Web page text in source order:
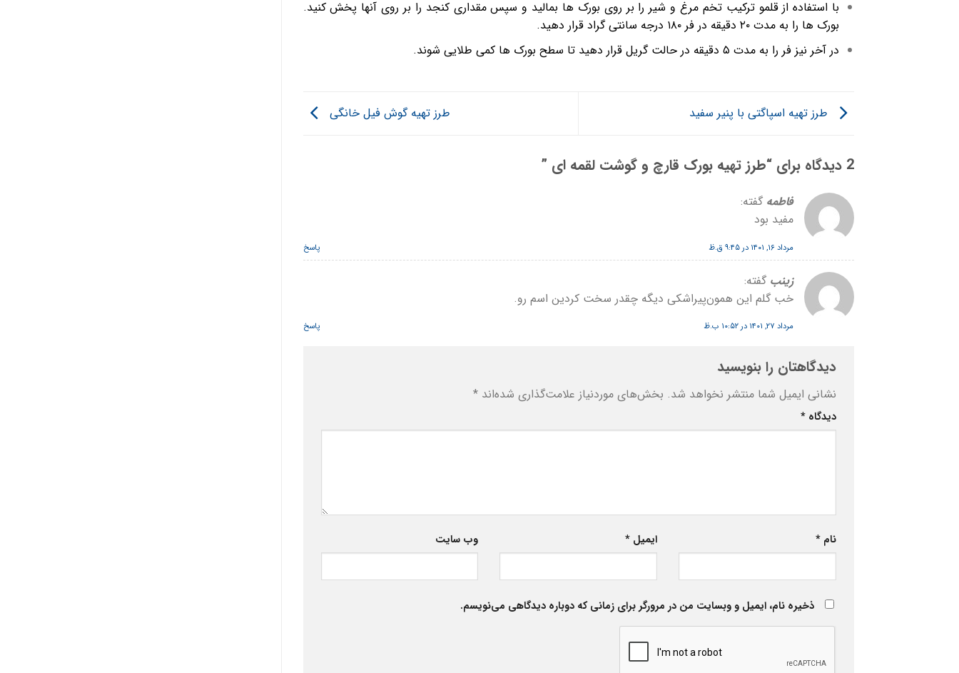
با استفاده از قلمو ترکیب تخم مرغ و شیر را بر روی بورک ها بمالید و سپس مقداری کنجد را بر روی آنها پخش کنید.
بورک ها را به مدت ۲۰ دقیقه در فر ۱۸۰ درجه سانتی گراد قرار دهید.
در آخر نیز فر را به مدت ۵ دقیقه در حالت گریل قرار دهید تا سطح بورک ها کمی طلایی شوند.
طرز تهیه اسپاگتی با پنیر سفید طرز تهیه گوش فیل خانگی
2 دیدگاه برای “ طرز تهیه بورک قارچ و گوشت لقمه ای ”
فاطمه گفته:
مفید بود
مرداد ۱۶, ۱۴۰۱ در ۹:۴۵ ق.ظ پاسخ
زینب گفته:
خب گلم این همون‌پیراشکی دیگه چقدر سخت کردین اسم رو.
مرداد ۲۷, ۱۴۰۱ در ۱۰:۵۲ ب.ظ پاسخ
دیدگاهتان را بنویسید
نشانی ایمیل شما منتشر نخواهد شد. بخش‌های موردنیاز علامت‌گذاری شده‌اند *
دیدگاه *
نام * ایمیل * وب‌ سایت
ذخیره نام، ایمیل و وبسایت من در مرورگر برای زمانی که دوباره دیدگاهی می‌نویسم.